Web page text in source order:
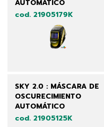
AUTOMÁTICO
cod. 21905179K
SKY 2.0 : MÁSCARA DE
OSCURECIMIENTO
AUTOMÁTICO
cod. 21905125K